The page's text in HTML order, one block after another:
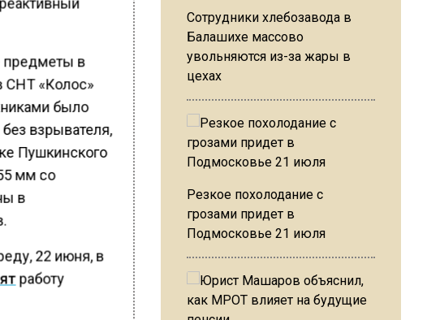
предметы в
СНТ «Колос»
было
взрывателя,
Пушкинского
мм со
в
22 июня, в
работу
Сотрудники хлебозавода в
Балашихе массово
увольняются из-за жары в
цехах
Резкое похолодание с
грозами придет в
Подмосковье 21 июля